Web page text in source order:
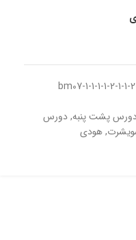
bm07-1-1-1-1-2-1-1-
پشت پنبه,دورس
,هودی